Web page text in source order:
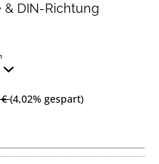
& DIN-Richtung
€(4,02% gespart)